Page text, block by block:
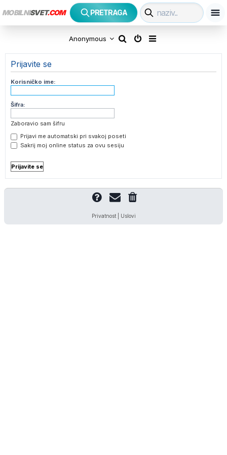
MOBILNISVET.COM PRETRAGA
Anonymous
r
e
Prijavite se
Korisničko ime:
Šifra:
Zaboravio sam šifru
Prijavi me automatski pri svakoj poseti
Sakrij moj online status za ovu sesiju
Privatnost| Uslovi